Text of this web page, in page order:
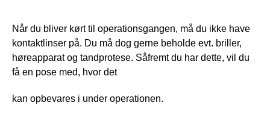
Når du bliver kørt til operationsgangen, må du ikke have
kontaktlinser på. Du må dog gerne beholde evt. briller,
høreapparat og tandprotese. Såfremt du har dette, vil du
få en pose med, hvor det
kan opbevares i under operationen.